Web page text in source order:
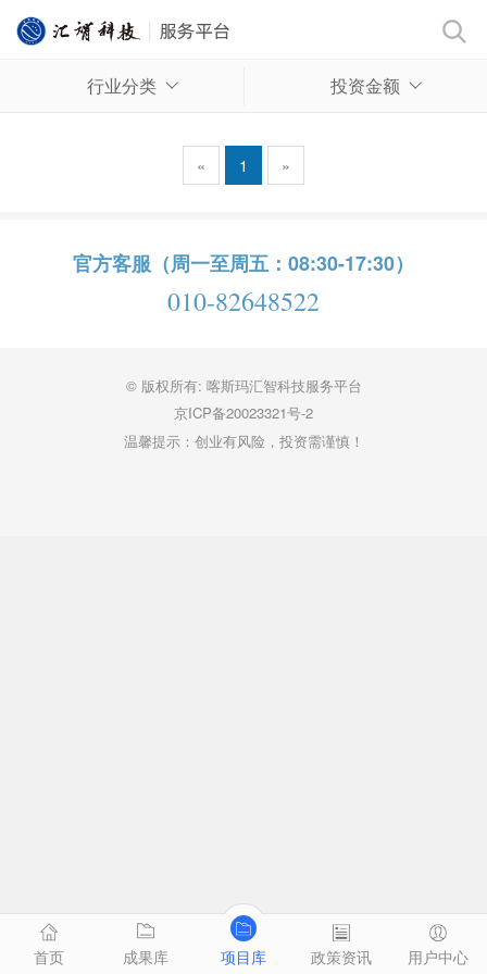
行业分类 投资金额
« 1 »
首页 成果库 项目库 政策资讯 用户中心
官方客服（周一至周五：08:30-17:30）
010-82648522
© 版权所有: 喀斯玛汇智科技服务平台
京ICP备20023321号-2
温馨提示：创业有风险，投资需谨慎！